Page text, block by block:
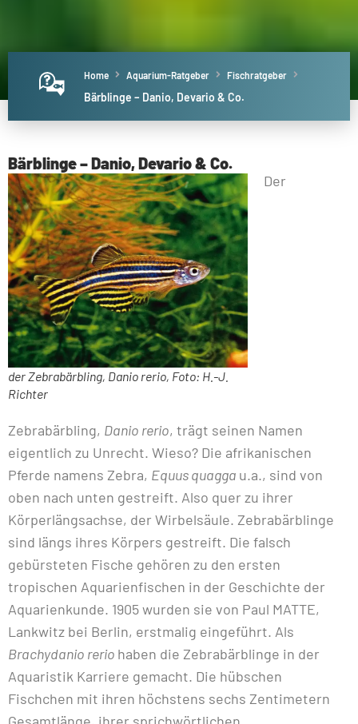
Home Aquarium-Ratgeber Fischratgeber
Bärblinge – Danio, Devario & Co.
Bärblinge – Danio, Devario & Co.
der Zebrabärbling, Danio rerio, Foto: H.-J.
Richter
Der
Zebrabärbling, Danio rerio, trägt seinen Namen
eigentlich zu Unrecht. Wieso? Die afrikanischen
Pferde namens Zebra, Equus quagga u.a., sind von
oben nach unten gestreift. Also quer zu ihrer
Körperlängsachse, der Wirbelsäule. Zebrabärblinge
sind längs ihres Körpers gestreift. Die falsch
gebürsteten Fische gehören zu den ersten
tropischen Aquarienfischen in der Geschichte der
Aquarienkunde. 1905 wurden sie von Paul MATTE,
Lankwitz bei Berlin, erstmalig eingeführt. Als
Brachydanio rerio haben die Zebrabärblinge in der
Aquaristik Karriere gemacht. Die hübschen
Fischchen mit ihren höchstens sechs Zentimetern